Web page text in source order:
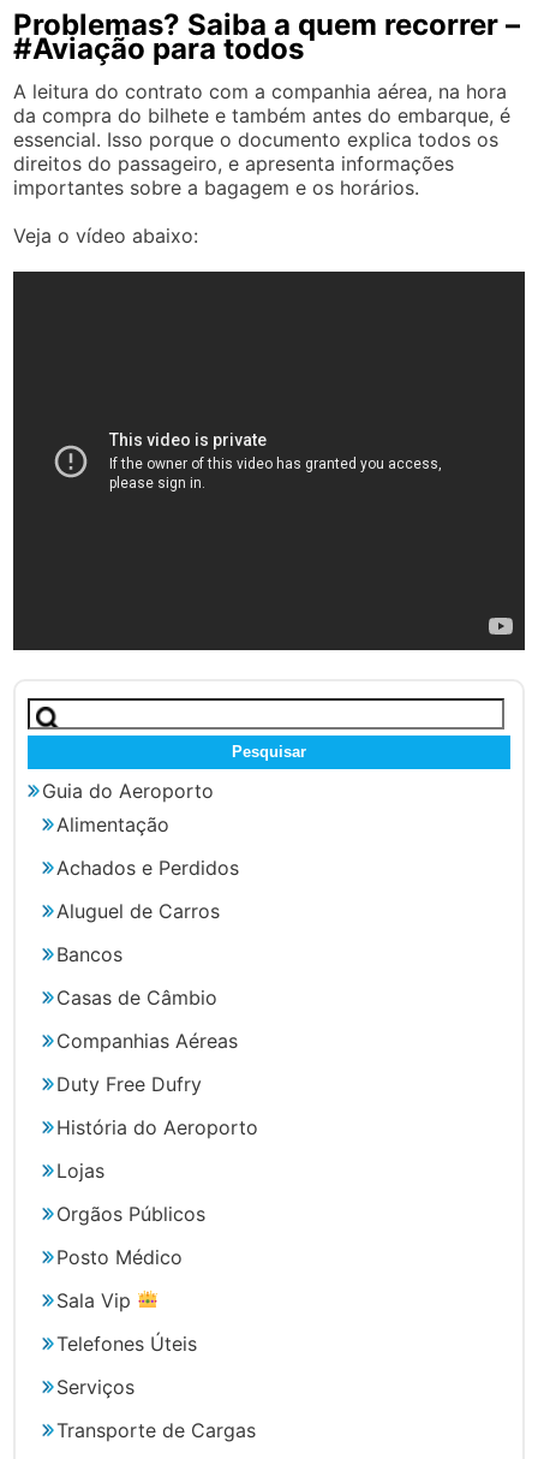
Problemas? Saiba a quem recorrer –
#Aviação para todos
A leitura do contrato com a companhia aérea, na hora
da compra do bilhete e também antes do embarque, é
essencial. Isso porque o documento explica todos os
direitos do passageiro, e apresenta informações
importantes sobre a bagagem e os horários.
Veja o vídeo abaixo:
Pesquisar
por:
Guia do Aeroporto
Alimentação
Achados e Perdidos
Aluguel de Carros
Bancos
Casas de Câmbio
Companhias Aéreas
Duty Free Dufry
História do Aeroporto
Lojas
Orgãos Públicos
Posto Médico
Sala Vip
Telefones Úteis
Serviços
Transporte de Cargas